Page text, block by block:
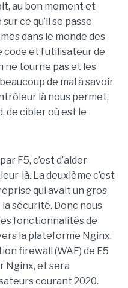
au bon moment et
ce qu’il se passe
dans le monde des
code et l’utilisateur de
ne tourne pas et les
de mal à savoir
là nous permet,
de cibler où est le
F5, c’est d’aider
là. La deuxième c’est
qui avait un gros
sécurité. Donc nous
fonctionnalités de
la plateforme Nginx.
firewall (WAF) de F5
Nginx, et sera
courant 2020.